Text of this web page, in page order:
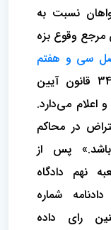
نسبت به
مرجع وقوع بزه
سی و هفتم
و مواد 4، 265 و 340 قانون آیین
اعلام می‌دارد.
در محاکم
پس از
نهم دادگاه
شماره
1399/09/30چنین رای داده